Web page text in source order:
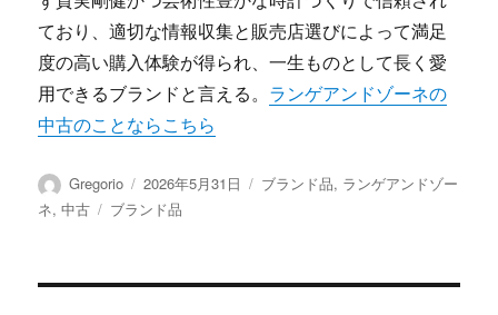
ており、適切な情報収集と販売店選びによって満足
度の高い購入体験が得られ、一生ものとして長く愛
用できるブランドと言える。 ランゲアンドゾーネの
中古のことならこちら
投
稿
Gregorio
投
稿
2026年5月31日
カ
ブランド品, ランゲアンドゾー
ネ,中古
タ
ブランド品